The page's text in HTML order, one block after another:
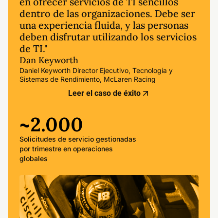
~2.000
Solicitudes de servicio gestionadas
por trimestre en operaciones
globales
dentro de las organizaciones. Debe ser
una experiencia fluida, y las personas
deben disfrutar utilizando los servicios
de TI."
Dan Keyworth
Daniel Keyworth Director Ejecutivo, Tecnología y
Sistemas de Rendimiento, McLaren Racing
Leer el caso de éxito